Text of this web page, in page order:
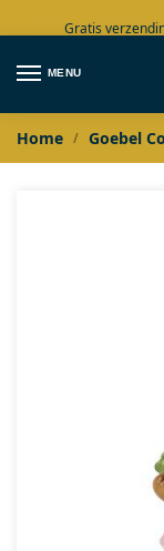
Gratis
MENU
Home / Goebel